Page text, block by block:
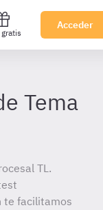
Acceder
Tema
TL.
te facilitamos